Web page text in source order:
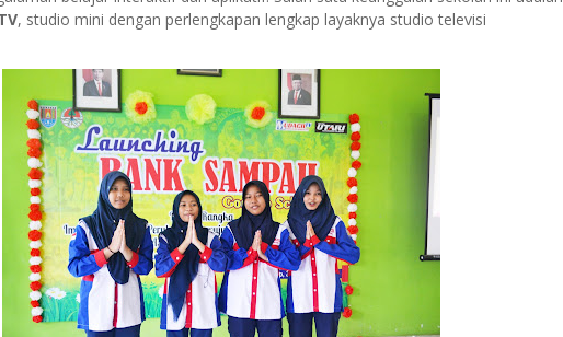
, studio mini dengan perlengkapan lengkap layaknya studio televisi